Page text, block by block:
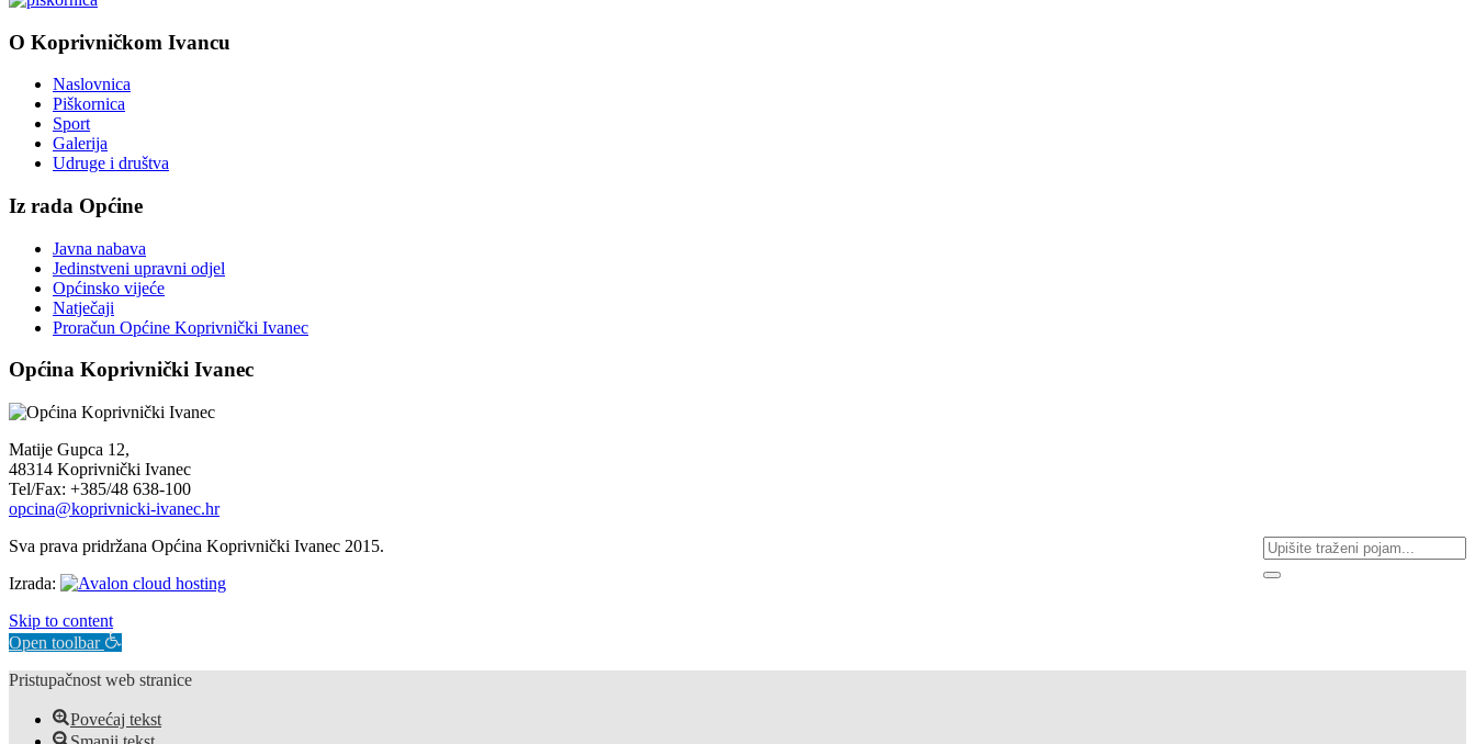
O Koprivničkom Ivancu
Naslovnica
Piškornica
Sport
Galerija
Udruge i društva
Iz rada Općine
Javna nabava
Jedinstveni upravni odjel
Općinsko vijeće
Natječaji
Proračun Općine Koprivnički Ivanec
Općina Koprivnički Ivanec
Matije Gupca 12,
48314 Koprivnički Ivanec
Tel/Fax: +385/48 638-100
opcina@koprivnicki-ivanec.hr
Sva prava pridržana Općina Koprivnički Ivanec 2015.
Izrada:
Skip to content
Open toolbar
Pristupačnost web stranice
Povećaj tekst